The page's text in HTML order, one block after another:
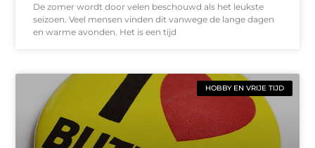
De zomer wordt door velen beschouwd als het leukste
seizoen. Veel mensen vinden dit vanwege de lange dagen
en warme avonden. Het is een tijd
HOBBY EN VRIJE TIJD